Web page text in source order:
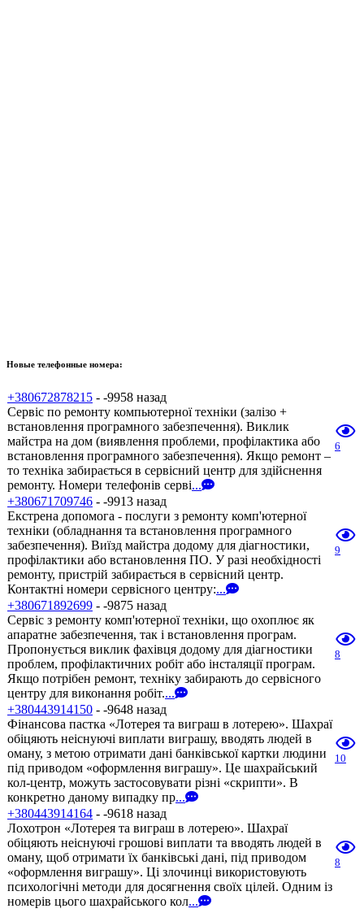
Новые телефонные номера:
+380672878215 - -9958 назад
Сервіс по ремонту компьютерної техніки (залізо +
встановлення програмного забезпечення). Виклик
майстра на дом (виявлення проблеми, профілактика або
встановлення програмного забезпечення). Якщо ремонт –
то техніка забирається в сервісний центр для здійснення
ремонту. Номери телефонів серві...
6
+380671709746 - -9913 назад
Екстрена допомога - послуги з ремонту комп'ютерної
техніки (обладнання та встановлення програмного
забезпечення). Виїзд майстра додому для діагностики,
профілактики або встановлення ПО. У разі необхідності
ремонту, пристрій забирається в сервісний центр.
Контактні номери сервісного центру:...
9
+380671892699 - -9875 назад
Сервіс з ремонту комп'ютерної техніки, що охоплює як
апаратне забезпечення, так і встановлення програм.
Пропонується виклик фахівця додому для діагностики
проблем, профілактичних робіт або інсталяції програм.
Якщо потрібен ремонт, техніку забирають до сервісного
центру для виконання робіт....
8
+380443914150 - -9648 назад
Фінансова пастка «Лотерея та виграш в лотерею». Шахраї
обіцяють неіснуючі виплати виграшу, вводять людей в
оману, з метою отримати дані банківської картки людини
під приводом «оформлення виграшу». Це шахрайський
кол-центр, можуть застосовувати різні «скрипти». В
конкретно даному випадку пр...
10
+380443914164 - -9618 назад
Лохотрон «Лотерея та виграш в лотерею». Шахраї
обіцяють неіснуючі грошові виплати та вводять людей в
оману, щоб отримати їх банківські дані, під приводом
«оформлення виграшу». Ці злочинці використовують
психологічні методи для досягнення своїх цілей. Одним із
номерів цього шахрайського кол...
8